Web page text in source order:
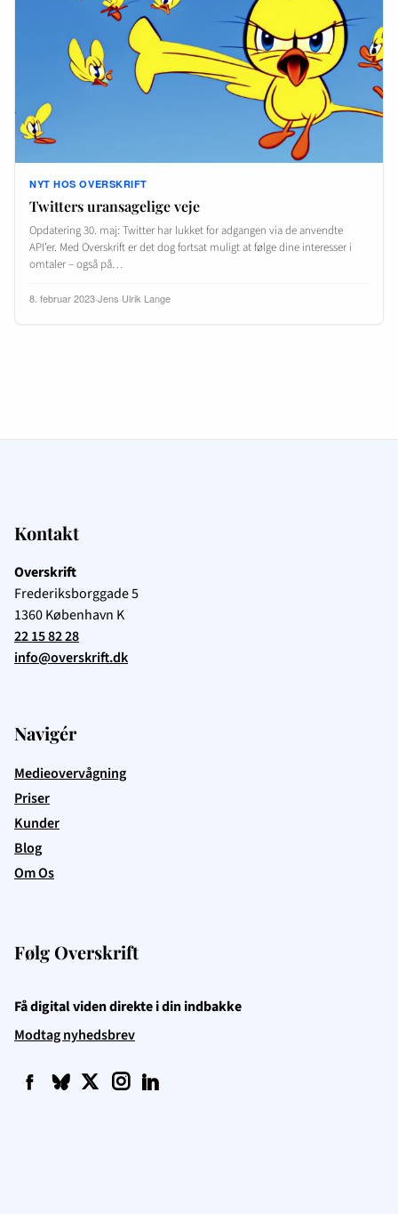
NYT HOS OVERSKRIFT
Twitters uransagelige veje
Opdatering 30. maj: Twitter har lukket for adgangen via de anvendte
API’er. Med Overskrift er det dog fortsat muligt at følge dine interesser i
omtaler – også på…
8. februar 2023·Jens Ulrik Lange
Kontakt
Overskrift
Frederiksborggade 5
1360København K
22 15 82 28
info@overskrift.dk
Navigér
Medieovervågning
Priser
Kunder
Blog
Om Os
Følg Overskrift
Få digital viden direkte i din indbakke
Modtag nyhedsbrev
f q t i l